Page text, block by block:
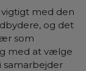
med den
og det
som
med at vælge
samarbejder